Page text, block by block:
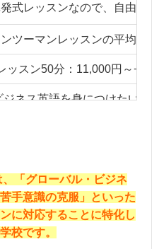
式レッスンなので、自由に
ツーマンレッスンの平均的
ッスン50分：11,000円～+入
ネス英語を身につけたい方
「グローバル・ビジネ
手意識の克服」といった
に対応することに特化し
校です。